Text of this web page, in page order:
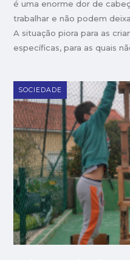
é uma enorme dor de
trabalhar e não podem
A situação piora para as
específicas, para as quais
SOCIEDADE